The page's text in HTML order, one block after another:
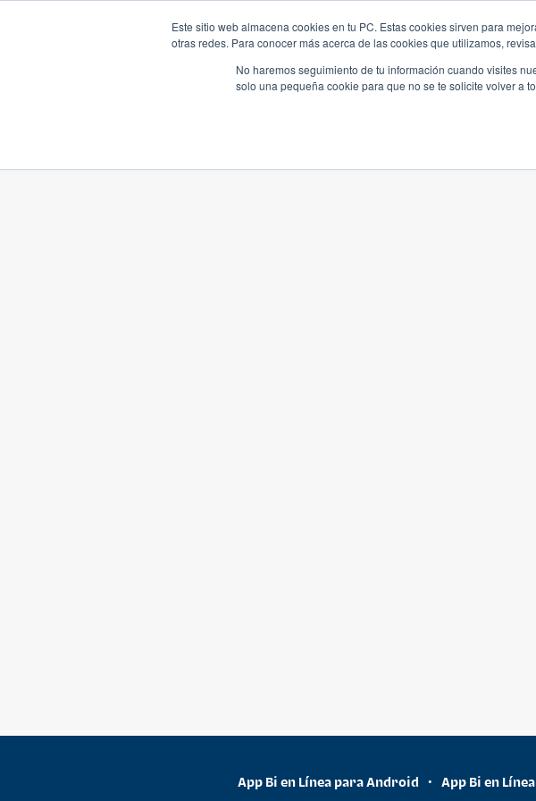
Este sitio web almacena cookies en tu PC. Estas cookies sirven para
otras redes. Para conocer más acerca de las cookies que utilizamos,
No haremos seguimiento de tu información cuando visites
solo una pequeña cookie para que no se te solicite volver a
App Bi en Línea para Android • App Bi en